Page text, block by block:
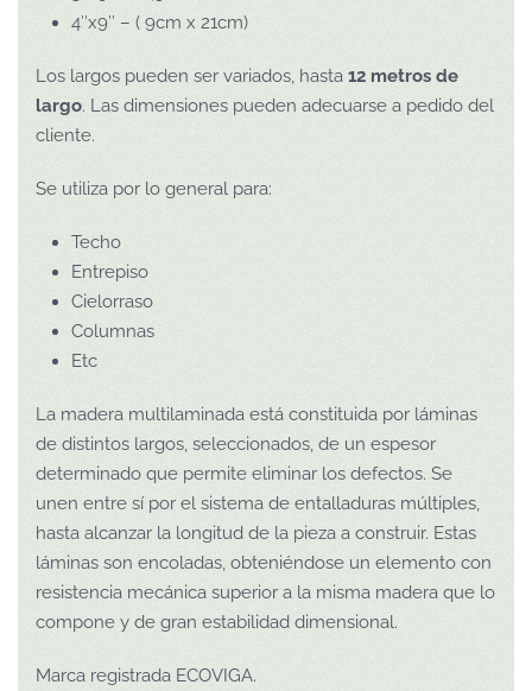
4″x9″ – ( 9cm x 21cm)
Los largos pueden ser variados, hasta 12 metros de
largo. Las dimensiones pueden adecuarse a pedido del
cliente.
Se utiliza por lo general para:
Techo
Entrepiso
Cielorraso
Columnas
Etc
La madera multilaminada está constituida por láminas
de distintos largos, seleccionados, de un espesor
determinado que permite eliminar los defectos. Se
unen entre sí por el sistema de entalladuras múltiples,
hasta alcanzar la longitud de la pieza a construir. Estas
láminas son encoladas, obteniéndose un elemento con
resistencia mecánica superior a la misma madera que lo
compone y de gran estabilidad dimensional.
Marca registrada ECOVIGA.